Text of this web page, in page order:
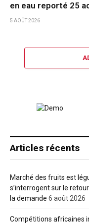
en eau reporté 25
5 AOÛT 2026
Articles récents
Marché des fruits est
s’interrogent sur le
la demande 6 août 2026
Compétitions africaines